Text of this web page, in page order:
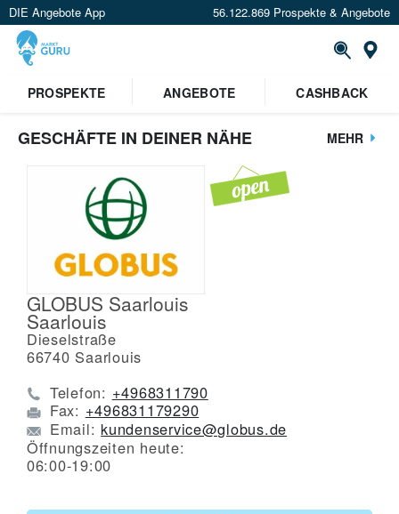
DIE Angebote App 56.122.869 Prospekte & Angebote
PROSPEKTE
ANGEBOTE CASHBACK
GESCHÄFTE IN DEINER NÄHE MEHR
GLOBUS Saarlouis
Saarlouis
Dieselstraße
66740 Saarlouis
Telefon: +4968311790
Fax: +496831179290
Email: kundenservice@globus.de
Öffnungszeiten heute:
06:00-19:00